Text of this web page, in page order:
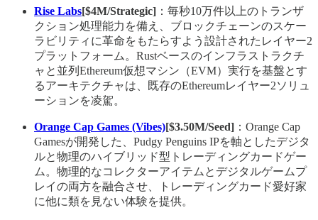
Rise Labs[$4M/Strategic] ：毎秒10万件以上のトランザ
クション処理能力を備え、ブロックチェーンのスケー
ラビリティに革命をもたらすよう設計されたレイヤー2
プラットフォーム。Rustベースのインフラストラクチ
ャと並列Ethereum仮想マシン（EVM）実行を基盤とす
るアーキテクチャは、既存のEthereumレイヤー2ソリュ
ーションを凌駕。
Orange Cap Games (Vibes)[$3.50M/Seed] ：Orange Cap
Gamesが開発した、Pudgy Penguins IPを軸としたデジタ
ルと物理のハイブリッド型トレーディングカードゲー
ム。物理的なコレクターアイテムとデジタルゲームプ
レイの両方を融合させ、トレーディングカード愛好家
に他に類を見ない体験を提供。